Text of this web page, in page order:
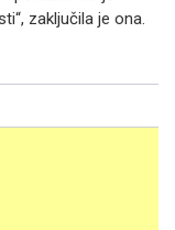
zaključila je ona.